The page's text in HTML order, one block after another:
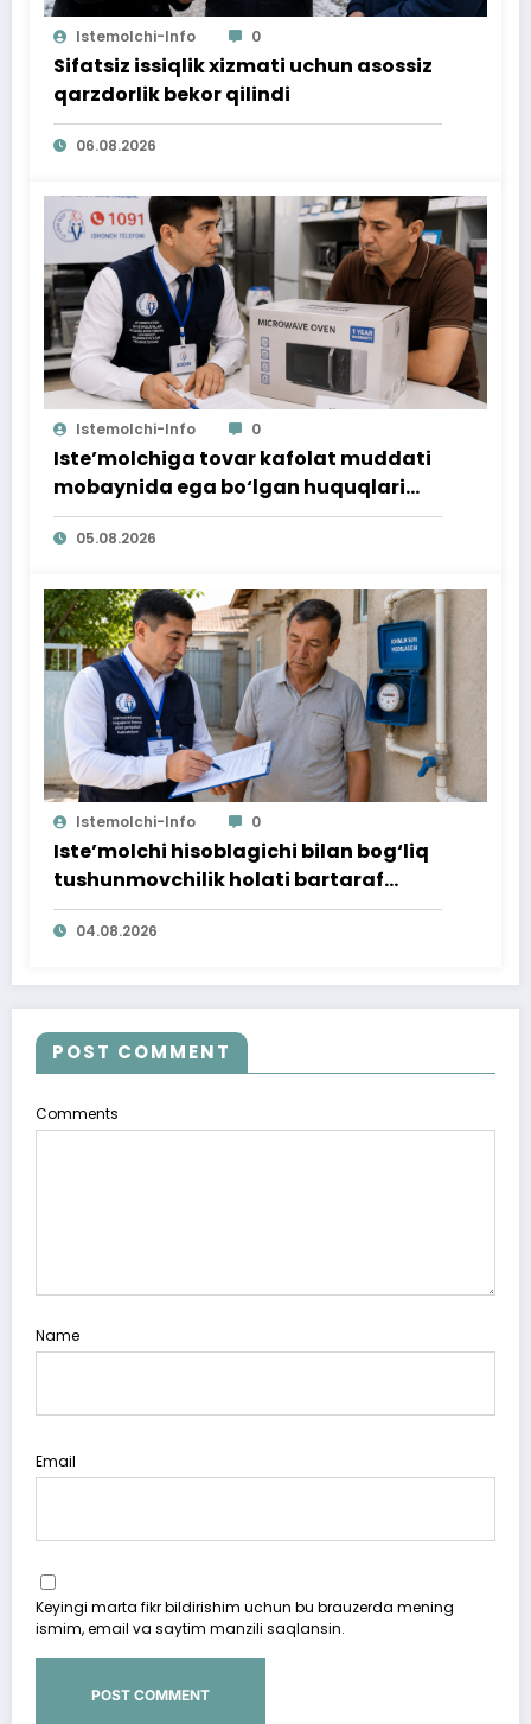
Istemolchi-Info 0
Sifatsiz issiqlik xizmati uchun asossiz
qarzdorlik bekor qilindi
06.08.2026
Istemolchi-Info 0
Iste’molchiga tovar kafolat muddati
mobaynida ega bo‘lgan huquqlari
ta’minlab berildi
05.08.2026
Istemolchi-Info 0
Iste’molchi hisoblagichi bilan bog‘liq
tushunmovchilik holati bartaraf
qilindi
04.08.2026
POST COMMENT
Comments
Name
Email
Keyingi marta fikr bildirishim uchun bu brauzerda mening
ismim, email va saytim manzili saqlansin.